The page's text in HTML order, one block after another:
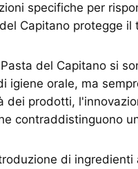
specifiche per
Capitano protegge il
del Capitano si
igiene orale, ma
dei prodotti,
contraddistinguono
di